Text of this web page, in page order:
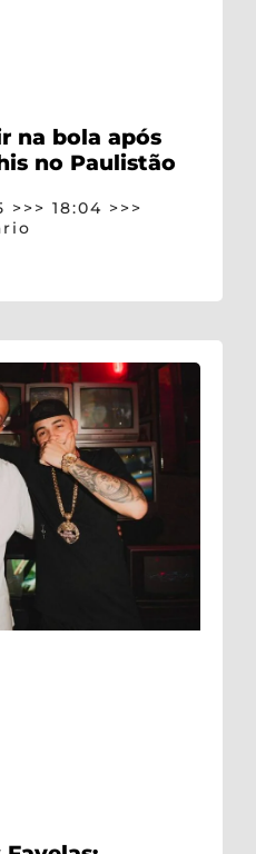
na bola após
no Paulistão
18:04